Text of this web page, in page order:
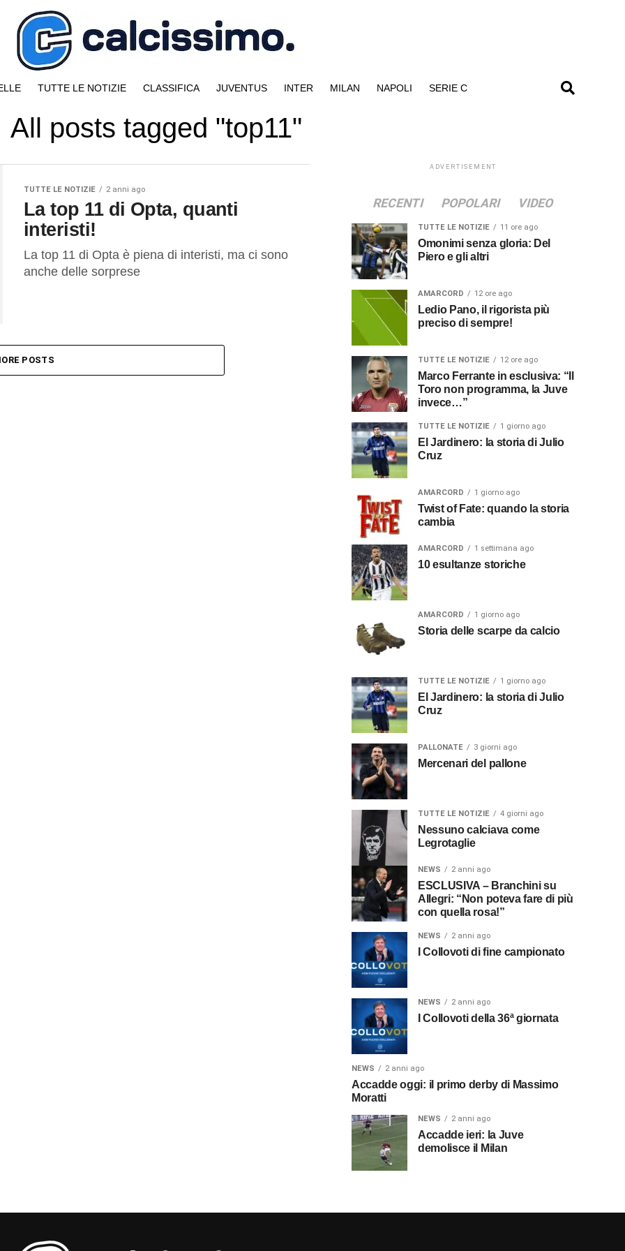
TUTTE LE NOTIZIE CLASSIFICA JUVENTUS INTER MILAN NAPOLI SERIE C
All posts tagged "top11"
TUTTE LE NOTIZIE 2 anni ago
La top 11 di Opta, quanti
interisti!
La top 11 di Opta è piena di interisti, ma ci sono
anche delle sorprese
POSTS
ADVERTISEMENT
RECENTI POPOLARI VIDEO
TUTTE LE NOTIZIE 11 ore ago
Omonimi senza gloria: Del
Piero e gli altri
AMARCORD 12 ore ago
Ledio Pano, il rigorista più
preciso di sempre!
TUTTE LE NOTIZIE 12 ore ago
Marco Ferrante in esclusiva: “Il
Toro non programma, la Juve
invece…”
TUTTE LE NOTIZIE 1 giorno ago
El Jardinero: la storia di Julio
Cruz
AMARCORD 1 giorno ago
Twist of Fate: quando la storia
cambia
AMARCORD 1 settimana ago
10 esultanze storiche
AMARCORD 1 giorno ago
Storia delle scarpe da calcio
TUTTE LE NOTIZIE 1 giorno ago
El Jardinero: la storia di Julio
Cruz
PALLONATE 3 giorni ago
Mercenari del pallone
TUTTE LE NOTIZIE 4 giorni ago
Nessuno calciava come
Legrotaglie
NEWS 2 anni ago
ESCLUSIVA – Branchini su
Allegri: “Non poteva fare di più
con quella rosa!”
NEWS 2 anni ago
I Collovoti di fine campionato
NEWS 2 anni ago
I Collovoti della 36ª giornata
NEWS 2 anni ago
Accadde oggi: il primo derby di Massimo
Moratti
NEWS 2 anni ago
Accadde ieri: la Juve
demolisce il Milan